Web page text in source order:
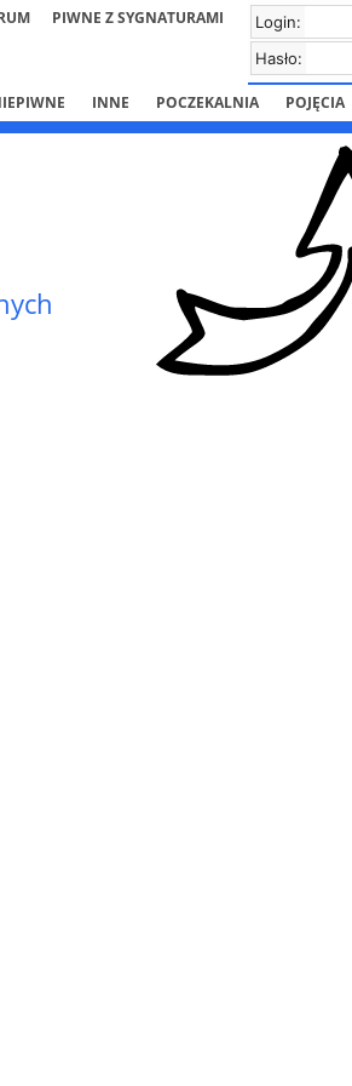
PIWNE Z SYGNATURAMI
Login:
Hasło:
INNE POCZEKALNIA POJĘCIA